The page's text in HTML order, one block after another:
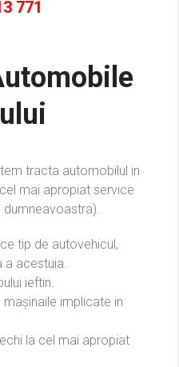
771
tracta automobilul in
mai apropiat service
tip de autovehicul,
acestuia.
ieftin.
implicate in
la cel mai apropiat